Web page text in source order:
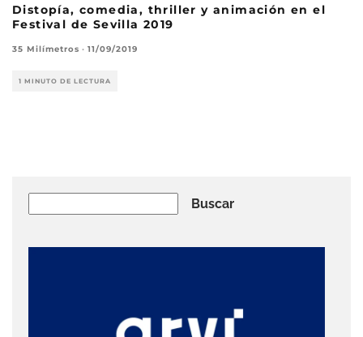
Distopía, comedia, thriller y animación en el
Festival de Sevilla 2019
35 Milímetros · 11/09/2019
1 MINUTO DE LECTURA
Buscar